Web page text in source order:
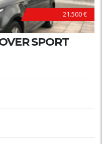
21.500 €
SPORT